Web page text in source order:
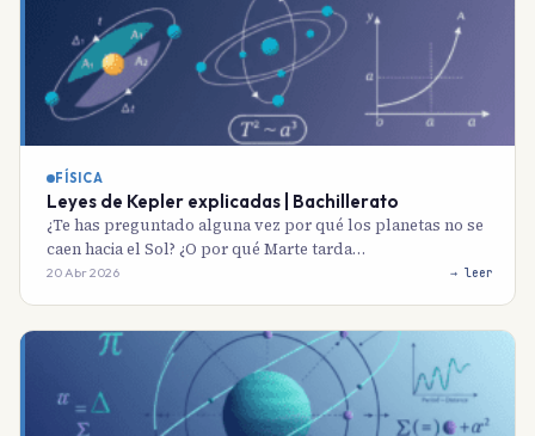
FÍSICA
Leyes de Kepler explicadas | Bachillerato
¿Te has preguntado alguna vez por qué los planetas no se
caen hacia el Sol? ¿O por qué Marte tarda…
20 Abr 2026 → leer